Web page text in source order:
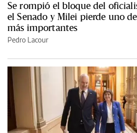
Se rompió el bloque del
el Senado y Milei pierde uno
más importantes
Pedro Lacour